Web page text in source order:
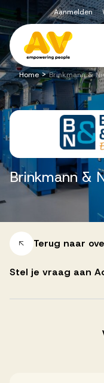
Ga naar de inhoud
Aanmelden
Voor
Werving &
Executive Search
Recruitment
Home>Brinkmann &
Brinkmann &
Terug naar
Stel je vraag aan